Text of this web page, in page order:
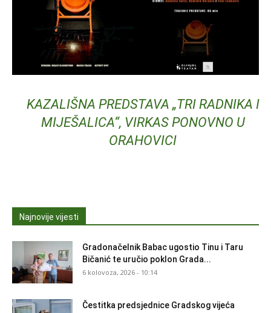
KAZALIŠNA PREDSTAVA „TRI RADNIKA I
MIJEŠALICA“, VIRKAS PONOVNO U
ORAHOVICI
Najnovije vijesti
Gradonačelnik Babac ugostio Tinu i Taru
Bičanić te uručio poklon Grada...
6 kolovoza, 2026 - 10:14
Čestitka predsjednice Gradskog vijeća